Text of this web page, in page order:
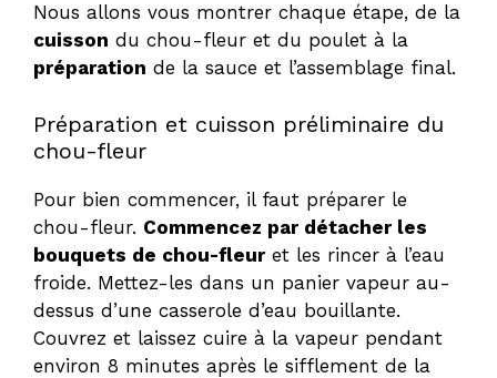
Nous allons vous montrer chaque étape, de la
cuisson du chou-fleur et du poulet à la
préparation de la sauce et l’assemblage final.
Préparation et cuisson préliminaire du
chou-fleur
Pour bien commencer, il faut préparer le
chou-fleur. Commencez par détacher les
bouquets de chou-fleuret les rincer à l’eau
froide. Mettez-les dans un panier vapeur au-
dessus d’une casserole d’eau bouillante.
Couvrez et laissez cuire à la vapeur pendant
environ 8 minutes après le sifflement de la